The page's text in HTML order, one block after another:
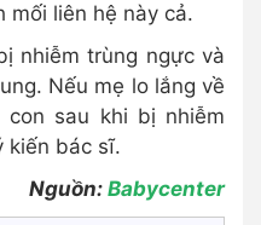
mối liên hệ này cả.
nhiễm trùng ngực và
Nếu mẹ lo lắng về
sau khi bị nhiễm
kiến bác sĩ.
Nguồn: Babycenter